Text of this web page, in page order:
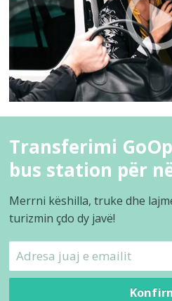
Transferimi
bus station për
Merrni këshilla, truke dhe
turizmin çdo dy javë!